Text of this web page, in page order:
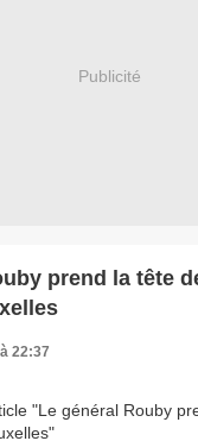
Publicité
prend la tête
22:37